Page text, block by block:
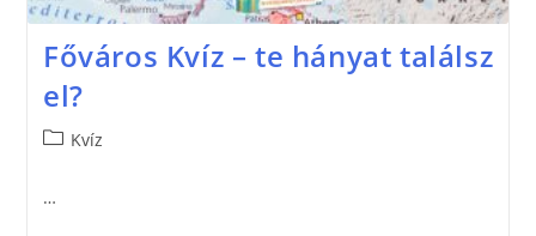
Főváros Kvíz – te hányat találsz
el?
Kvíz
…